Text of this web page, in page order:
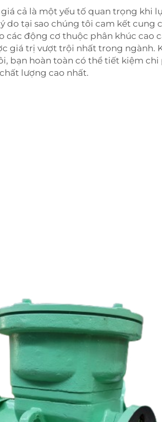
giá cả là một yếu tố quan trọng khi
do tại sao chúng tôi cam kết cung
các động cơ thuộc phân khúc cao
giá trị vượt trội nhất trong ngành.
bạn hoàn toàn có thể tiết kiệm chi
lượng cao nhất.